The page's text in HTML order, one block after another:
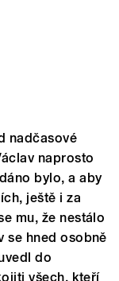
nadčasové
naprosto
bylo, a aby
ještě i za
mu, že nestálo
se hned osobně
do
všech, kteří